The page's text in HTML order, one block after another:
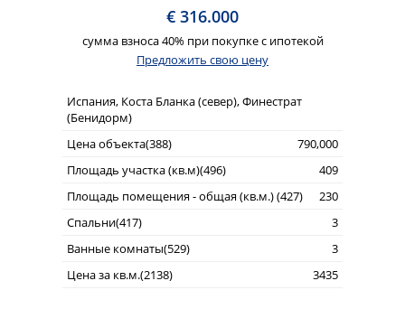
€ 316.000
сумма взноса 40% при покупке с ипотекой
Предложить свою цену
Испания, Коста Бланка (север), Финестрат
(Бенидорм)
Цена объекта(388)
790,000
Площадь участка (кв.м)(496)
409
Площадь помещения - общая (кв.м.) (427)
230
Спальни(417)
3
Ванные комнаты(529)
3
Цена за кв.м.(2138)
3435